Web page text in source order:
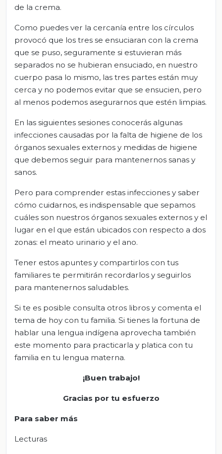
de la crema.
Como puedes ver la cercanía entre los círculos
provocó que los tres se ensuciaran con la crema
que se puso, seguramente si estuvieran más
separados no se hubieran ensuciado, en nuestro
cuerpo pasa lo mismo, las tres partes están muy
cerca y no podemos evitar que se ensucien, pero
al menos podemos asegurarnos que estén limpias.
En las siguientes sesiones conocerás algunas
infecciones causadas por la falta de higiene de los
órganos sexuales externos y medidas de higiene
que debemos seguir para mantenernos sanas y
sanos.
Pero para comprender estas infecciones y saber
cómo cuidarnos, es indispensable que sepamos
cuáles son nuestros órganos sexuales externos y el
lugar en el que están ubicados con respecto a dos
zonas: el meato urinario y el ano.
Tener estos apuntes y compartirlos con tus
familiares te permitirán recordarlos y seguirlos
para mantenernos saludables.
Si te es posible consulta otros libros y comenta el
tema de hoy con tu familia. Si tienes la fortuna de
hablar una lengua indígena aprovecha también
este momento para practicarla y platica con tu
familia en tu lengua materna.
¡Buen trabajo!
Gracias por tu esfuerzo
Para saber más
Lecturas